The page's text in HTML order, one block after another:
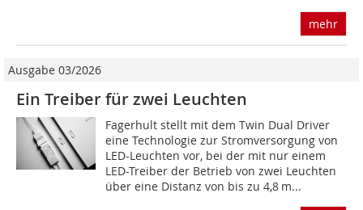
mehr
Ausgabe 03/2026
Ein Treiber für zwei Leuchten
Fagerhult stellt mit dem Twin Dual Driver
eine Technologie zur Stromversorgung von
LED-Leuchten vor, bei der mit nur einem
LED-Treiber der Betrieb von zwei Leuchten
über eine Distanz von bis zu 4,8 m...